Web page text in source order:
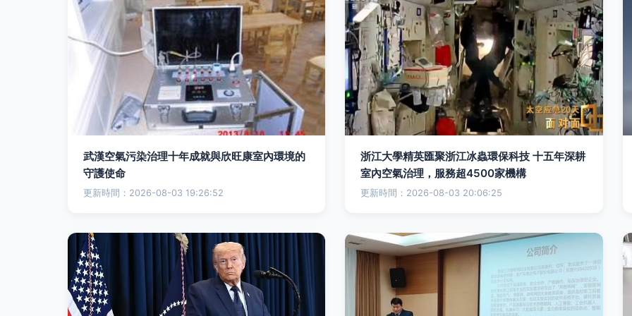
武漢空氣污染治理十年成就與欣旺康室內環境的
守護使命
更新時間：2026-08-03 19:26:52
浙江大學精英匯聚浙江冰蟲環保科技 十五年深耕
室內空氣治理，服務超4500家機構
更新時間：2026-08-03 20:06:25